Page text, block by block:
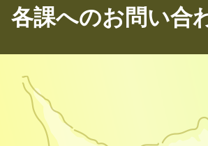
各課へのお問い合